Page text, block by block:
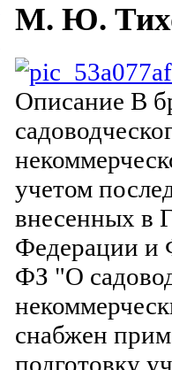
М. Ю.
Описание В
учетом
внесенных в
Федерации и
ФЗ "О
снабжен
подготовку